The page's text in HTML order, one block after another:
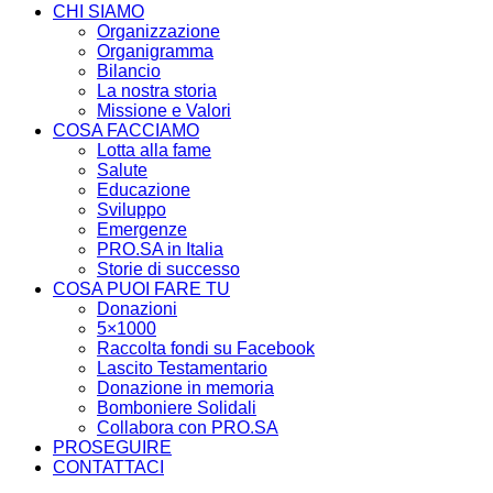
CHI SIAMO
Organizzazione
Organigramma
Bilancio
La nostra storia
Missione e Valori
COSA FACCIAMO
Lotta alla fame
Salute
Educazione
Sviluppo
Emergenze
PRO.SA in Italia
Storie di successo
COSA PUOI FARE TU
Donazioni
5×1000
Raccolta fondi su Facebook
Lascito Testamentario
Donazione in memoria
Bomboniere Solidali
Collabora con PRO.SA
PROSEGUIRE
CONTATTACI